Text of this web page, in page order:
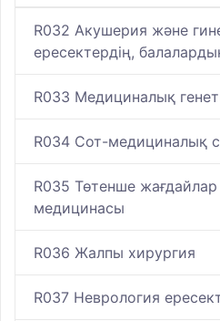
R032 Акушерия және
ересектердің,
R033 Медициналық
R034 Сот-медициналық
R035 Төтенше
медицинасы
R036 Жалпы хирургия
R037 Неврология